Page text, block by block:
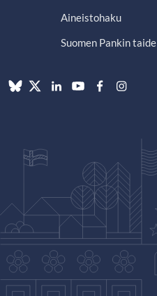
Aineistohaku
Suomen Pankin taide